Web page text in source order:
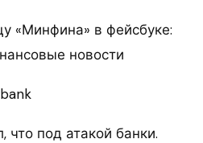
«Минфина» в фейсбуке:
новости
что под атакой банки.